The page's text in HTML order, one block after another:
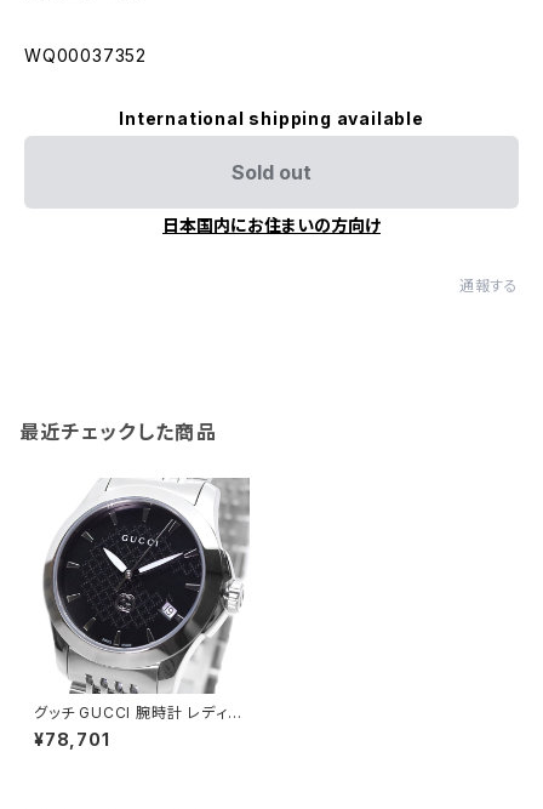
WQ00037352
International shipping available
Sold out
日本国内にお住まいの方向け
通報する
最近チェックした商品
グッチ GUCCI 腕時計 レディー
ス YA1265006 クォーツ ブラッ
ク シルバー
¥78,701